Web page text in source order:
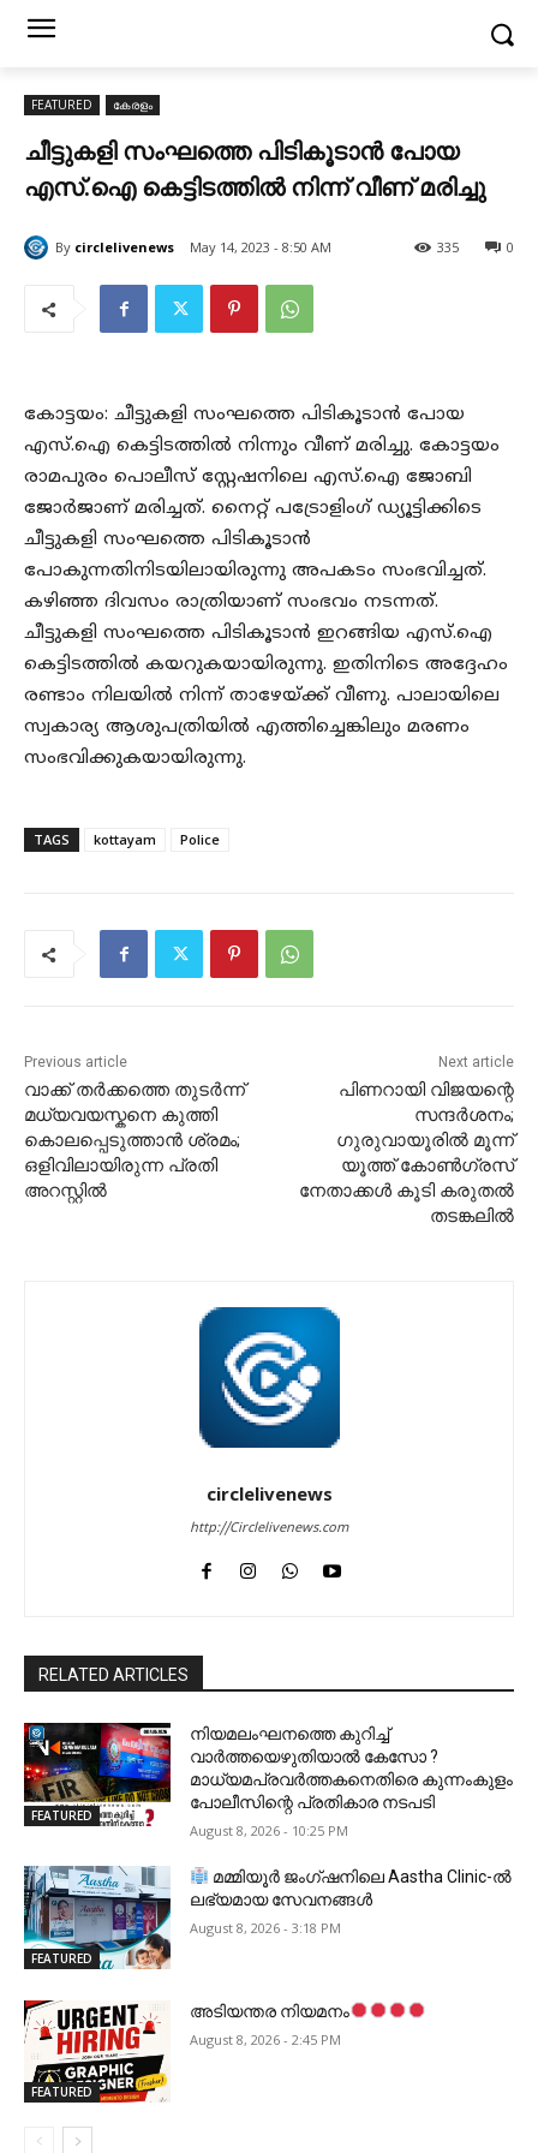
FEATURED കേരളം
ചീട്ടുകളി സംഘത്തെ പിടികൂടാന്‍ പോയ
എസ്.ഐ കെട്ടിടത്തില്‍ നിന്ന് വീണ് മരിച്ചു
By circlelivenews May 14, 2023 - 8:50 AM 0
335
കോട്ടയം: ചീട്ടുകളി സംഘത്തെ പിടികൂടാന്‍ പോയ
എസ്.ഐ കെട്ടിടത്തില്‍ നിന്നും വീണ് മരിച്ചു. കോട്ടയം
രാമപുരം പൊലീസ് സ്റ്റേഷനിലെ എസ്.ഐ ജോബി
ജോര്‍ജാണ് മരിച്ചത്. നൈറ്റ് പട്രോളിംഗ് ഡ്യൂട്ടിക്കിടെ
ചീട്ടുകളി സംഘത്തെ പിടികൂടാന്‍
പോകുന്നതിനിടയിലായിരുന്നു അപകടം സംഭവിച്ചത്.
കഴിഞ്ഞ ദിവസം രാത്രിയാണ് സംഭവം നടന്നത്.
ചീട്ടുകളി സംഘത്തെ പിടികൂടാന്‍ ഇറങ്ങിയ എസ്.ഐ
കെട്ടിടത്തില്‍ കയറുകയായിരുന്നു. ഇതിനിടെ അദ്ദേഹം
രണ്ടാം നിലയില്‍ നിന്ന് താഴേയ്ക്ക് വീണു. പാലായിലെ
സ്വകാര്യ ആശുപത്രിയില്‍ എത്തിച്ചെങ്കിലും മരണം
സംഭവിക്കുകയായിരുന്നു.
TAGS kottayam Police
Previous article
വാക്ക് തർക്കത്തെ തുടർന്ന്
മധ്യവയസ്കനെ കുത്തി
കൊലപ്പെടുത്താൻ ശ്രമം;
ഒളിവിലായിരുന്ന പ്രതി
അറസ്റ്റിൽ
Next article
പിണറായി വിജയന്റെ
സന്ദർശനം;
ഗുരുവായൂരിൽ മൂന്ന്
യൂത്ത് കോൺഗ്രസ്
നേതാക്കൾ കൂടി കരുതൽ
തടങ്കലിൽ
circlelivenews
http://Circlelivenews.com
RELATED ARTICLES
FEATURED
നിയമലംഘനത്തെ കുറിച്ച്
വാർത്തയെഴുതിയാൽ കേസോ ?
മാധ്യമപ്രവർത്തകനെതിരെ കുന്നംകുളം
പോലീസിന്റെ പ്രതികാര നടപടി
August 8, 2026 - 10:25 PM
FEATURED
മമ്മിയൂർ ജംഗ്ഷനിലെ Aastha Clinic-ൽ
ലഭ്യമായ സേവനങ്ങൾ
August 8, 2026 - 3:18 PM
FEATURED
അടിയന്തര നിയമനം
August 8, 2026 - 2:45 PM